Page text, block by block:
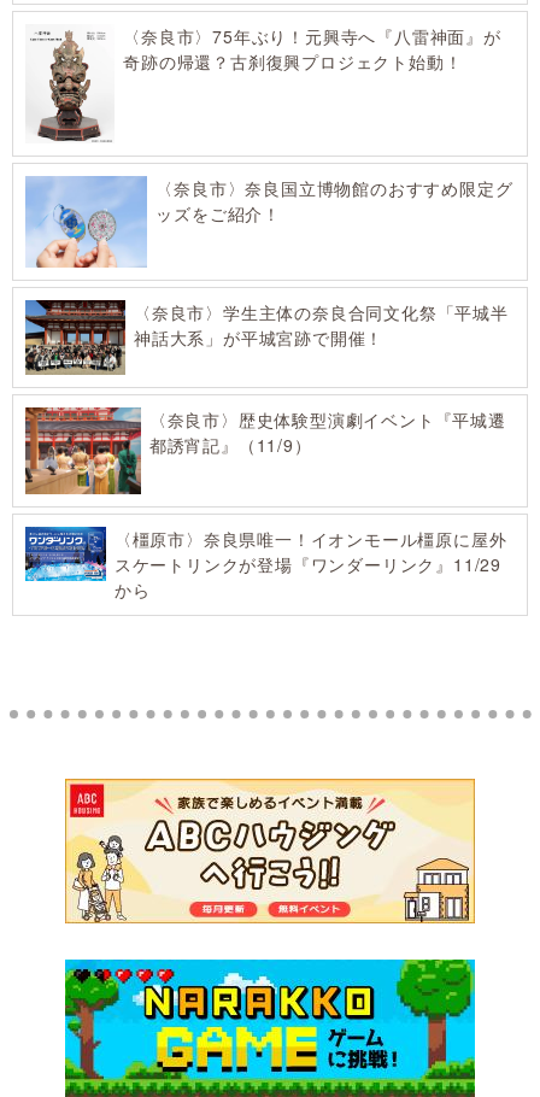
〈奈良市〉75年ぶり！元興寺へ『八雷神面』が
奇跡の帰還？古刹復興プロジェクト始動！
〈奈良市〉奈良国立博物館のおすすめ限定グ
ッズをご紹介！
〈奈良市〉学生主体の奈良合同文化祭「平城半
神話大系」が平城宮跡で開催！
〈奈良市〉歴史体験型演劇イベント『平城遷
都誘宵記』（11/9）
〈橿原市〉奈良県唯一！イオンモール橿原に屋外
スケートリンクが登場『ワンダーリンク』11/29
から